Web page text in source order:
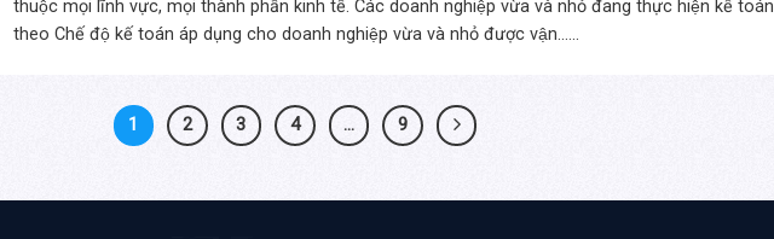
thuộc mọi lĩnh vực, mọi thành phần kinh tế. Các doanh nghiệp vừa và nhỏ đang thực hiện kế toán
theo Chế độ kế toán áp dụng cho doanh nghiệp vừa và nhỏ được vận......
1 2 3 4 … 9